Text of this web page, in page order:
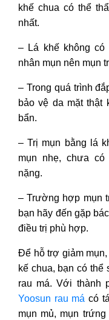
khế chua có thể
nhất.
– Lá khế không
nhân mụn nên mụn
– Trong quá trình
bảo vệ da mặt thật
bẩn.
–Trị mụn bằng lá
mụn nhẹ, chưa
nặng.
–Trường hợp mụn
bạn hãy đến gặp
điều trị phù hợp.
Để hỗ trợ giảm
kế chua, bạn có thể
rau má. Với thành
Yoosun rau má có
mụn mủ, mụn